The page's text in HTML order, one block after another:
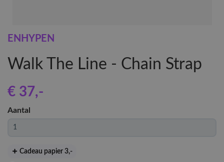
ENHYPEN
Walk The Line - Chain Strap
€ 37,-
Aantal
Cadeau papier 3,-